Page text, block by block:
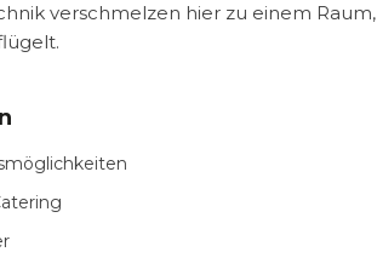
verschmelzen hier zu einem Raum,